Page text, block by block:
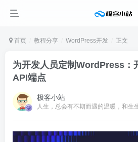
首页 教程分享 WordPress开发 正文
为开发人员定制WordPress：
API端点
极客小站